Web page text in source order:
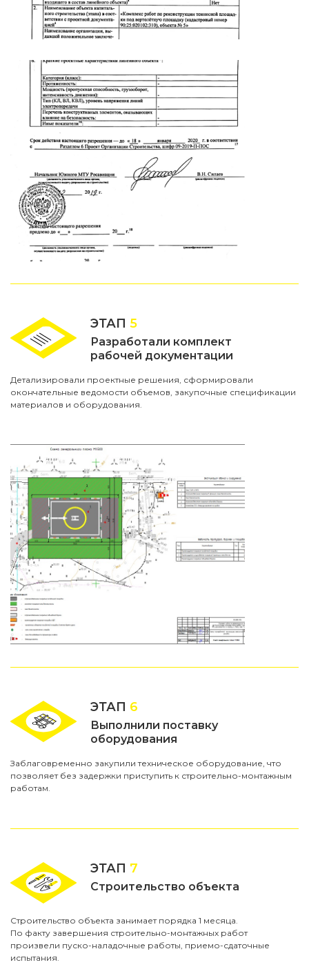
ЭТАП 5
Разработали комплект
рабочей документации
Детализировали проектные решения, сформировали
окончательные ведомости объемов, закупочные спецификации
материалов и оборудования.
ЭТАП 6
Выполнили поставку
оборудования
Заблаговременно закупили техническое оборудование, что
позволяет без задержки приступить к строительно-монтажным
работам.
ЭТАП 7
Строительство объекта
Строительство объекта занимает порядка 1 месяца.
По факту завершения строительно-монтажных работ
произвели пуско-наладочные работы, приемо-сдаточные
испытания.